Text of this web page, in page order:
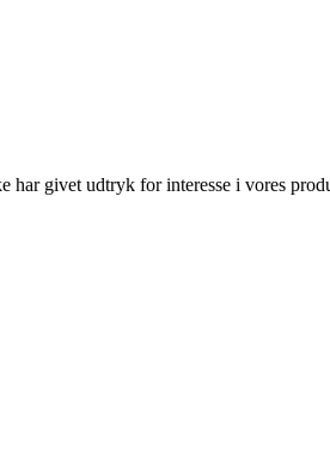
har givet udtryk for interesse i vores